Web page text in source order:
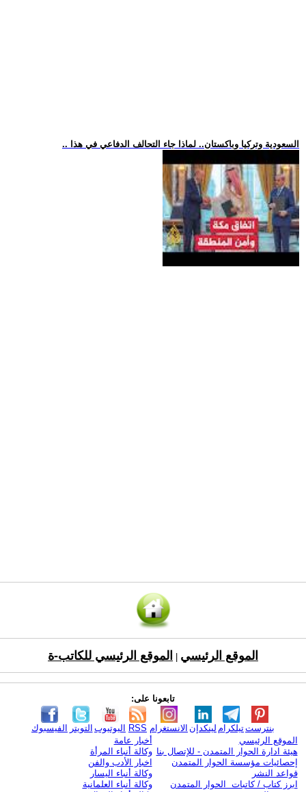
.. السعودية وتركيا وباكستان.. لماذا جاء التحالف الدفاعي في هذا
الموقع الرئيسي الموقع الرئيسي للكاتب-ة
تابعونا على:
الفيسبوك التويتر اليوتيوب RSS الانستغرام لينكدإن تيلكرامبنترست
الموقع الرئيسي
هيئة ادارة الحوار المتمدن - للإتصال بنا
إحصائيات مؤسسة الحوار المتمدن
قواعد النشر
ابرز كتاب / كاتبات الحوار المتمدن
أخبار عامة
وكالة أنباء المرأة
اخبار الأدب والفن
وكالة أنباء اليسار
وكالة أنباء العلمانية